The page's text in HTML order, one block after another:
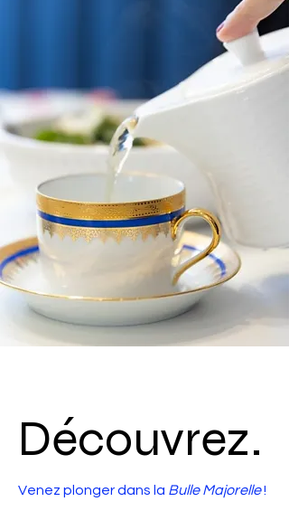
Découvrez.
Venez plonger dans la Bulle Majorelle!